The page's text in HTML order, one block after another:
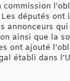
députés
annonceurs
ainsi que la
ont ajouté
établi dans